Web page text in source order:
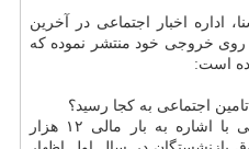
اداره اخبار اجتماعی در آخرین
بیشتر از ۵۰ خبر را روی خروجی خود منتشر نموده كه
است:
اجتماعی به كجا رسید؟
سرپرست سازمان تامین اجتماعی با اشاره به بار مالی ۱۲ هزار